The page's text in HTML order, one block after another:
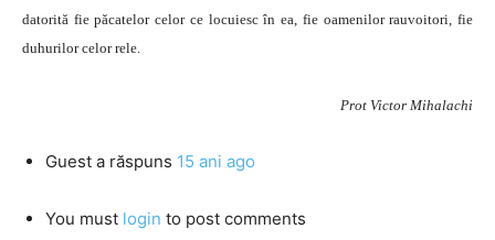
datorită fie păcatelor celor ce locuiesc în ea, fie oamenilor rauvoitori, fie
duhurilor celor rele.
Prot Victor Mihalachi
Guest a răspuns 15 ani ago
You must login to post comments